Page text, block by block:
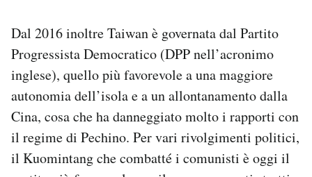
Dal 2016 inoltre Taiwan è governata dal Partito
Progressista Democratico (DPP nell’acronimo
inglese), quello più favorevole a una maggiore
autonomia dell’isola e a un allontanamento dalla
Cina, cosa che ha danneggiato molto i rapporti con
il regime di Pechino. Per vari rivolgimenti politici,
il Kuomintang che combatté i comunisti è oggi il